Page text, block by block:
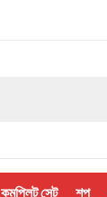
কমপ্লিট সেট শপ